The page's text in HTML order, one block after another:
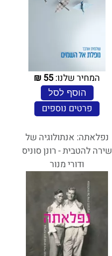
המחיר שלנו:55
₪
הוסף לסל
פרטים נוספים
נפלאתה: אנתולוגיה של
שירה להטבית - רונן סוניס
ודורי מנור